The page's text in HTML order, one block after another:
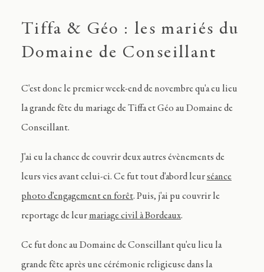
Tiffa & Géo : les mariés du
Domaine de Conseillant
C'est donc le premier week-end de novembre qu'a eu lieu
la grande fête du mariage de Tiffa et Géo au Domaine de
Conseillant.
J'ai eu la chance de couvrir deux autres évènements de
leurs vies avant celui-ci. Ce fut tout d'abord leurséance
photo d'engagement en forêt. Puis, j'ai pu couvrir le
reportage de leur mariage civil à Bordeaux.
Ce fut donc au Domaine de Conseillant qu'eu lieu la
grande fête après une cérémonie religieuse dans la